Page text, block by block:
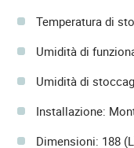
Temperatura di
Umidità di
Umidità di
Installazione:
Dimensioni: 188